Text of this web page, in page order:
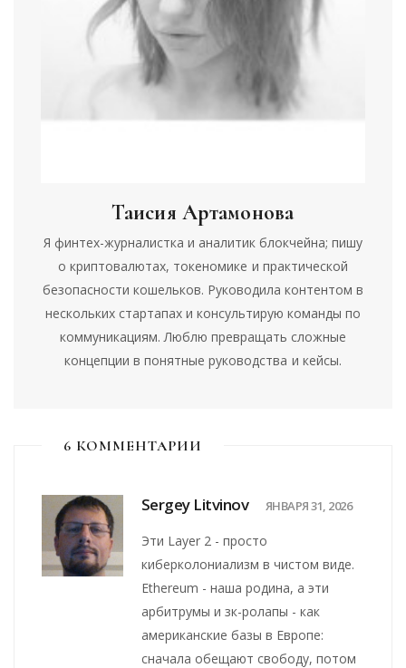
Таисия Артамонова
Я финтех-журналистка и аналитик блокчейна; пишу
о криптовалютах, токеномике и практической
безопасности кошельков. Руководила контентом в
нескольких стартапах и консультирую команды по
коммуникациям. Люблю превращать сложные
концепции в понятные руководства и кейсы.
6 КОММЕНТАРИИ
Sergey Litvinov ЯНВАРЯ 31, 2026
Эти Layer 2 - просто
киберколониализм в чистом виде.
Ethereum - наша родина, а эти
арбитрумы и зк-ролапы - как
американские базы в Европе:
сначала обещают свободу, потом